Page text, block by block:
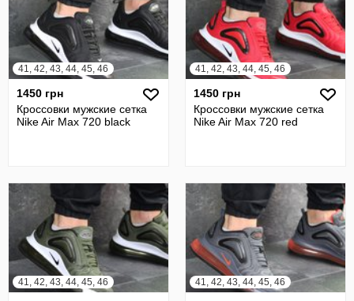
41, 42, 43, 44, 45, 46
1450 грн
Кроссовки мужские сетка
Nike Air Max 720 black
41, 42, 43, 44, 45, 46
1450 грн
Кроссовки мужские сетка
Nike Air Max 720 red
41, 42, 43, 44, 45, 46 41, 42, 43, 44, 45, 46